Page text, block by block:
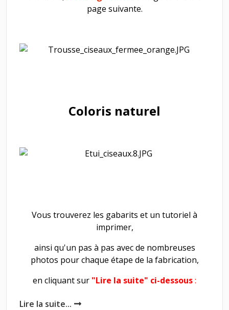
page suivante.
Coloris naturel
Vous trouverez les gabarits et un tutoriel à
imprimer,
ainsi qu'un pas à pas avec de nombreuses
photos pour chaque étape de la fabrication,
en cliquant sur "Lire la suite" ci-dessous:
Lire la suite...